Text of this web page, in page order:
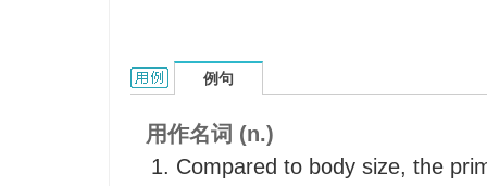
primate的用法和样例：
例句
用作名词 (n.)
Compared to body size, the